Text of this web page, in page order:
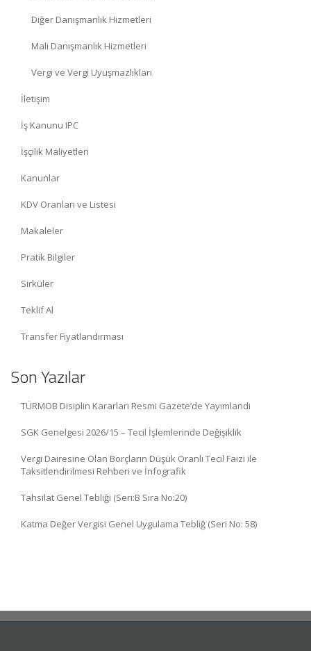
Diğer Danışmanlık Hizmetleri
Mali Danışmanlık Hizmetleri
Vergi ve Vergi Uyuşmazlıkları
İletişim
İş Kanunu IPC
İşçilik Maliyetleri
Kanunlar
KDV Oranları ve Listesi
Makaleler
Pratik Bilgiler
Sirküler
Teklif Al
Transfer Fiyatlandırması
Son Yazılar
TÜRMOB Disiplin Kararları Resmi Gazete’de Yayımlandı
SGK Genelgesi 2026/15 – Tecil İşlemlerinde Değişiklik
Vergi Dairesine Olan Borçların Düşük Oranlı Tecil Faizi ile
Taksitlendirilmesi Rehberi ve İnfografik
Tahsilat Genel Tebliği (Seri:B Sıra No:20)
Katma Değer Vergisi Genel Uygulama Tebliğ (Seri No: 58)